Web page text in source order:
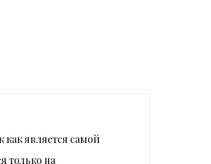
является самой
только на